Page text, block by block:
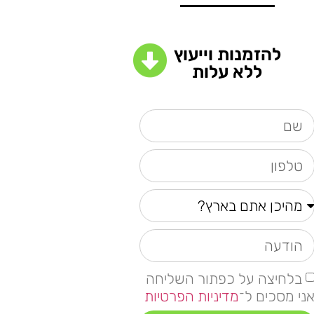
להזמנות וייעוץ
ללא עלות
בלחיצה על כפתור השליחה
מסכים ל־מדיניות הפרטיות